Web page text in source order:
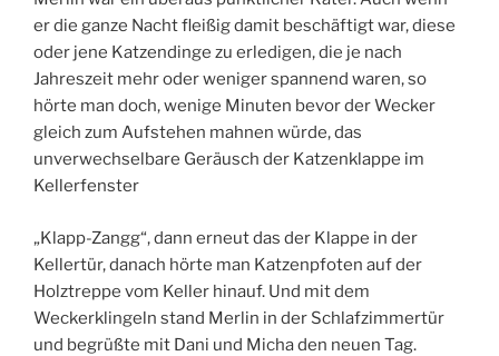
er die ganze Nacht fleißig damit beschäftigt war, diese
oder jene Katzendinge zu erledigen, die je nach
Jahreszeit mehr oder weniger spannend waren, so
hörte man doch, wenige Minuten bevor der Wecker
gleich zum Aufstehen mahnen würde, das
unverwechselbare Geräusch der Katzenklappe im
Kellerfenster
„Klapp-Zangg“, dann erneut das der Klappe in der
Kellertür, danach hörte man Katzenpfoten auf der
Holztreppe vom Keller hinauf. Und mit dem
Weckerklingeln stand Merlin in der Schlafzimmertür
und begrüßte mit Dani und Micha den neuen Tag.